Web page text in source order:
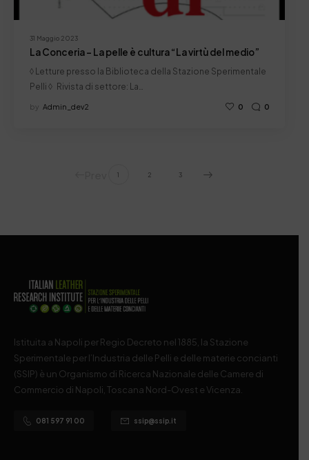
31 Maggio 2023
La Conceria – La pelle è cultura “La virtù del medio”
◊ Letture presso la Biblioteca della Stazione Sperimentale
Pelli ◊ Rivista di settore: La…
by Admin_dev2 0 0
1 2 3
Istituita a Napoli per Regio Decreto nel 1885, la Stazione
Sperimentale per l’Industria delle Pelli e delle materie concianti
(SSIP) è un Organismo di Ricerca Nazionale delle Camere di
Commercio di Napoli, Toscana Nord-Ovest e Vicenza.
081 597 91 00 ssip@ssip.it